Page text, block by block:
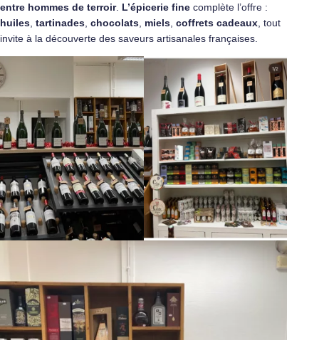
entre hommes de terroir. L’épicerie fine complète l’offre :
huiles tartinades chocolats miels coffrets cadeaux , tout
invite à la découverte des saveurs artisanales françaises.